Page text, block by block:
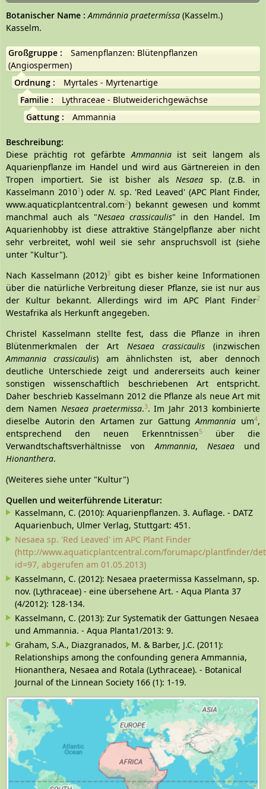
Botanischer Name : Ammánnia praetermíssa (Kasselm.)
Kasselm.
Großgruppe :
Samenpflanzen: Blütenpflanzen
(Angiospermen)
Ordnung :
Myrtales - Myrtenartige
Familie :
Lythraceae - Blutweiderichgewächse
Gattung : Ammannia
Beschreibung:
Diese prächtig rot gefärbteAmmanniaist seit langem als
Aquarienpflanze im Handel und wird aus Gärtnereien in den
Tropen importiert. Sie ist bisher alsNesaea sp. (z.B. in
Kasselmann 20101) oderN. sp. 'Red Leaved' (APC Plant Finder,
www.aquaticplantcentral.com2) bekannt gewesen und kommt
manchmal auch als "Nesaea crassicaulis" in den Handel. Im
Aquarienhobby ist diese attraktive Stängelpflanze aber nicht
sehr verbreitet, wohl weil sie sehr anspruchsvoll ist (siehe
unter "Kultur").
Nach Kasselmann (2012)3 gibt es bisher keine Informationen
über die natürliche Verbreitung dieser Pflanze, sie ist nur aus
der Kultur bekannt. Allerdings wird im APC Plant Finder2
Westafrika als Herkunft angegeben.
Christel Kasselmann stellte fest, dass die Pflanze in ihren
Blütenmerkmalen der Art Nesaea crassicaulis (inzwischen
Ammannia crassicaulis) am ähnlichsten ist, aber dennoch
deutliche Unterschiede zeigt und andererseits auch keiner
sonstigen wissenschaftlich beschriebenen Art entspricht.
Daher beschrieb Kasselmann 2012 die Pflanze als neue Art mit
dem Namen Nesaea praetermissa.3. Im Jahr 2013 kombinierte
dieselbe Autorin den Artamen zur GattungAmmannia um4,
entsprechend den neuen Erkenntnissen5
über die
Verwandtschaftsverhältnisse vonAmmannia, Nesaeaund
Hionanthera.
(Weiteres siehe unter "Kultur")
Quellen und weiterführende Literatur:
Kasselmann, C. (2010): Aquarienpflanzen. 3. Auflage. - DATZ
Aquarienbuch, Ulmer Verlag, Stuttgart: 451.
Nesaea sp. 'Red Leaved' im APC Plant Finder
(http://www.aquaticplantcentral.com/forumapc/plantfinder/
id=97, abgerufen am 01.05.2013)
Kasselmann, C. (2012): Nesaea praetermissa Kasselmann, sp.
nov. (Lythraceae) - eine übersehene Art. - Aqua Planta 37
(4/2012): 128-134.
Kasselmann, C. (2013): Zur Systematik der Gattungen Nesaea
und Ammannia. - Aqua Planta1/2013: 9.
Graham, S.A., Diazgranados, M. & Barber, J.C. (2011):
Relationships among the confounding genera Ammannia,
Hionanthera, Nesaea and Rotala (Lythraceae). - Botanical
Journal of the Linnean Society 166 (1): 1-19.